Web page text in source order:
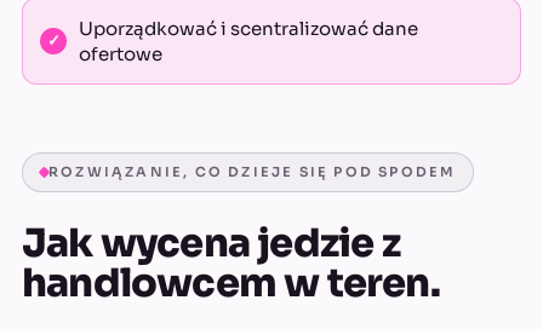
Uporządkować i scentralizować dane
ofertowe
ROZWIĄZANIE, CO DZIEJE SIĘ POD SPODEM
Jak wycena jedzie z
handlowcem w teren.